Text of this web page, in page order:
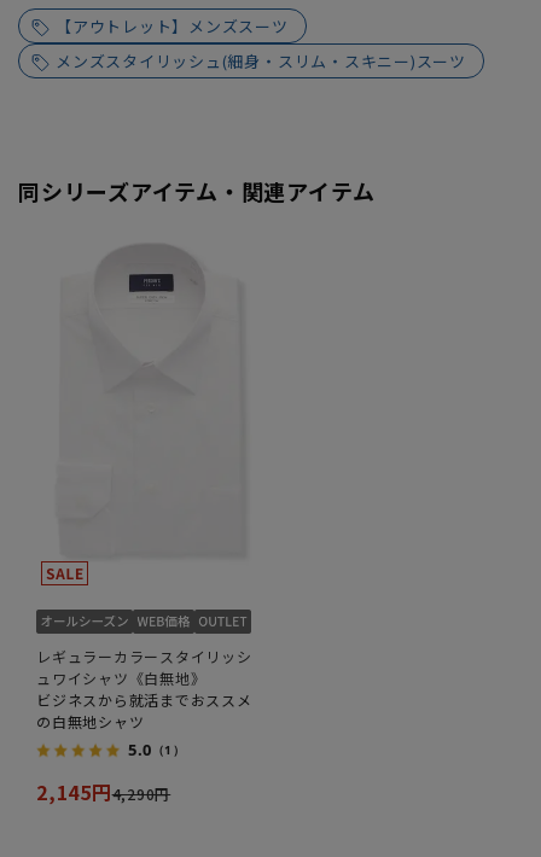
【アウトレット】メンズスーツ
メンズスタイリッシュ(細身・スリム・スキニー)スーツ
同シリーズアイテム・関連アイテム
レギュラーカラースタイリッシ
ュワイシャツ《白無地》
ビジネスから就活までおススメ
の白無地シャツ
5.0 （1）
2,145円4,290円